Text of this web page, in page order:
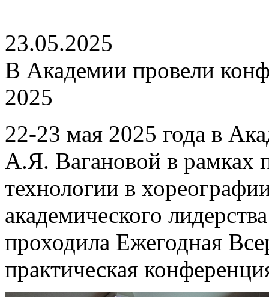
23.05.2025
В Академии провели
2025
22-23 мая 2025 года в
А.Я. Вагановой в рамках
технологии в
академического
проходила Ежегодная
практическая